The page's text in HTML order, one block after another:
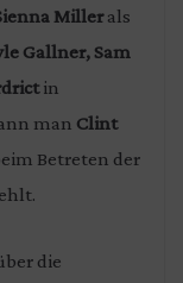
Millerals
Gallner, Sam
in
man Clint
Betreten der
die